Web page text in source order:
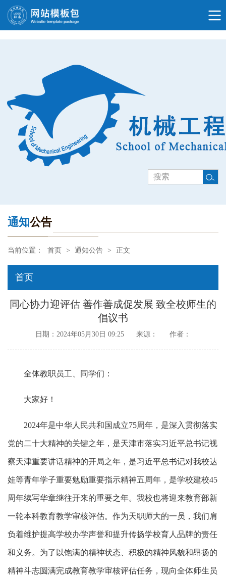
通知公告
当前位置： 首页 > 通知公告 > 正文
首页
同心协力迎评估 善作善成促发展 致全校师生的
倡议书
日期：2024年05月30日 09:25 来源： 作者：
全体教职员工、同学们：
大家好！
2024年是中华人民共和国成立75周年，是深入贯彻落实
党的二十大精神的关键之年，是天津市落实习近平总书记视
察天津重要讲话精神的开局之年，是习近平总书记对我校达
娃等青年学子重要勉励重要指示精神五周年，是学校建校45
周年续写华章继往开来的重要之年。我校也将迎来教育部新
一轮本科教育教学审核评估。作为天职师大的一员，我们肩
负着维护提高学校办学声誉和提升传扬学校育人品牌的责任
和义务。为了以饱满的精神状态、积极的精神风貌和昂扬的
精神斗志圆满完成教育教学审核评估任务，现向全体师生员